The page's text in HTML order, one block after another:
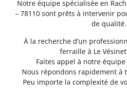
Notre équipe spécialisée en
– 78110 sont prêts à intervenir
de qualité.
À la recherche d’un
ferraille à Le Vésinet
Faites appel à notre
Nous répondons rapidement à
Peu importe la complexité de